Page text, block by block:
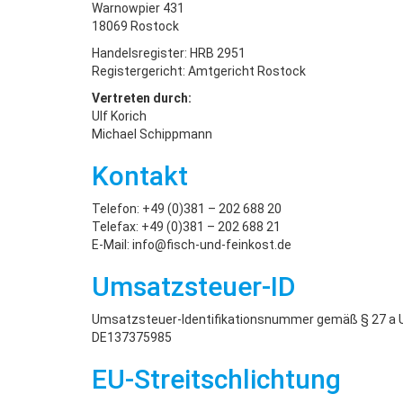
Warnowpier 431
18069 Rostock
Handelsregister: HRB 2951
Registergericht: Amtgericht Rostock
Vertreten durch:
Ulf Korich
Michael Schippmann
Kontakt
Telefon: +49 (0)381 – 202 688 20
Telefax: +49 (0)381 – 202 688 21
E-Mail: info@fisch-und-feinkost.de
Umsatzsteuer-ID
Umsatzsteuer-Identifikationsnummer gemäß § 27 a
DE137375985
EU-Streitschlichtung